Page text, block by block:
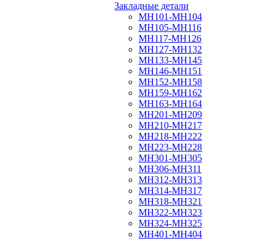
Закладные детали
МН101-МН104
МН105-МН116
МН117-МН126
МН127-МН132
МН133-МН145
МН146-МН151
МН152-МН158
МН159-МН162
МН163-МН164
МН201-МН209
МН210-МН217
МН218-МН222
МН223-МН228
МН301-МН305
МН306-МН311
МН312-МН313
МН314-МН317
МН318-МН321
МН322-МН323
МН324-МН325
МН401-МН404